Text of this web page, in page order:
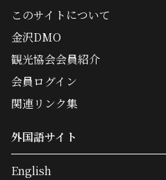
このサイトについて
金沢DMO
観光協会会員紹介
会員ログイン
関連リンク集
外国語サイト
English